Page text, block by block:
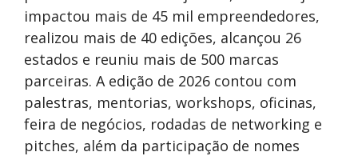
impactou mais de 45 mil empreendedores,
realizou mais de 40 edições, alcançou 26
estados e reuniu mais de 500 marcas
parceiras. A edição de 2026 contou com
palestras, mentorias, workshops, oficinas,
feira de negócios, rodadas de networking e
pitches, além da participação de nomes